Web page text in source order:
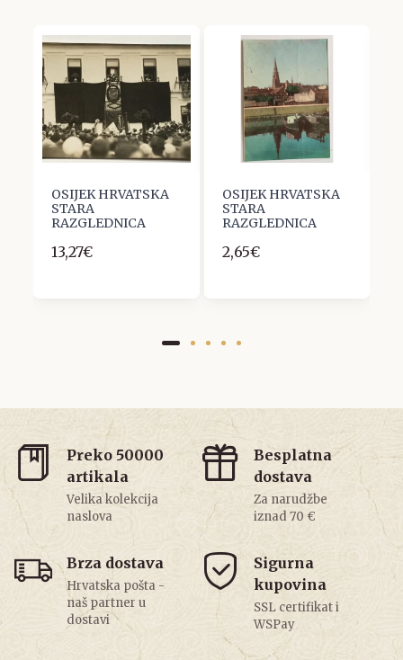
OSIJEK HRVATSKA
STARA
RAZGLEDNICA
13,27€
OSIJEK HRVATSKA
STARA
RAZGLEDNICA
2,65€
Preko 50000
artikala
Velika kolekcija
naslova
Besplatna
dostava
Za narudžbe
iznad 70 €
Brza dostava
Hrvatska pošta -
naš partner u
dostavi
Sigurna
kupovina
SSL certifikat i
WSPay